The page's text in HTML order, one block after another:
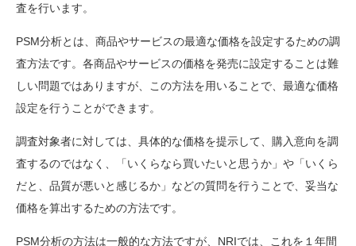
査を行います。
PSM分析とは、商品やサービスの最適な価格を設定するための調
査方法です。各商品やサービスの価格を発売に設定することは難
しい問題ではありますが、この方法を用いることで、最適な価格
設定を行うことができます。
調査対象者に対しては、具体的な価格を提示して、購入意向を調
査するのではなく、「いくらなら買いたいと思うか」や「いくら
だと、品質が悪いと感じるか」などの質問を行うことで、妥当な
価格を算出するための方法です。
PSM分析の方法は一般的な方法ですが、NRIでは、これを１年間